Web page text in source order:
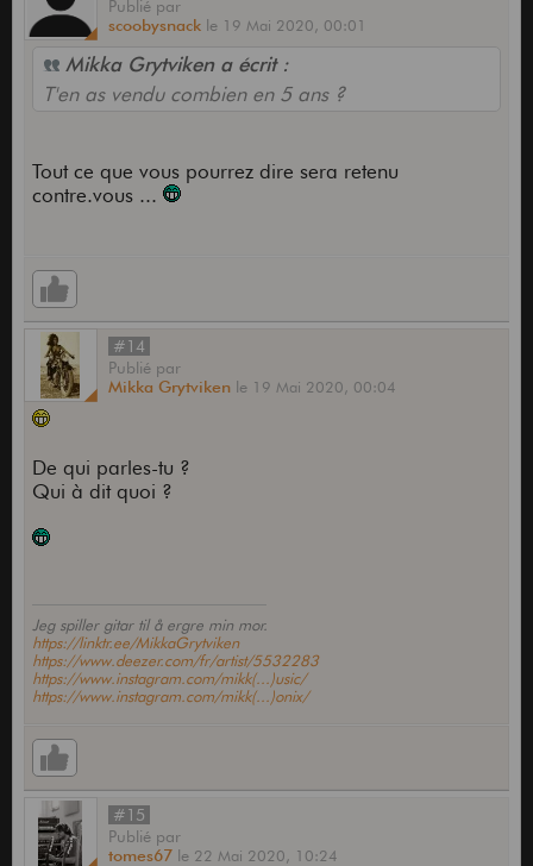
Publié par
scoobysnack le 19 Mai 2020, 00:01
Mikka Grytviken a écrit :
T'en as vendu combien en 5 ans ?
Tout ce que vous pourrez dire sera retenu
contre.vous ...
#14
Publié par
Mikka Grytviken le 19 Mai 2020, 00:04
De qui parles-tu ?
Qui à dit quoi ?
Jeg spiller gitar til å ergre min mor.
https://linktr.ee/MikkaGrytviken
https://www.deezer.com/fr/artist/5532283
https://www.instagram.com/mikk(...)usic/
https://www.instagram.com/mikk(...)onix/
#15
Publié par
tomes67 le 22 Mai 2020, 10:24